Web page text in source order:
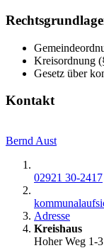
Kreisordnung
Gesetz über
Kontakt
Bernd Aust
02921 30-2417
Adresse
Kreishaus
Hoher Weg 1-3